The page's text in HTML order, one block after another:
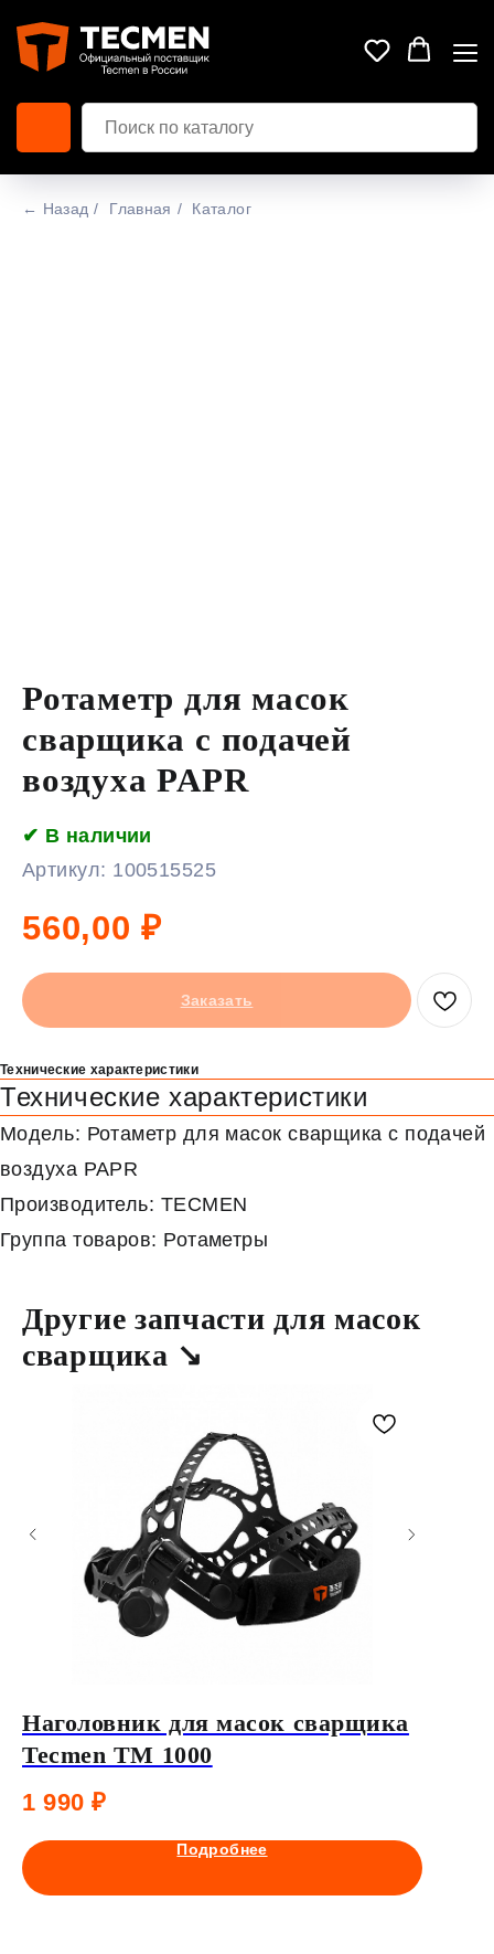
← Назад / Главная / Каталог
Ротаметр для масок
сварщика c подачей
воздуха PAPR
✔ В наличии
Артикул: 100515525
560,00 ₽
Заказать
Технические характеристики
Технические характеристики
Модель: Ротаметр для масок сварщика c подачей
воздуха PAPR
Производитель: TECMEN
Группа товаров: Ротаметры
Другие запчасти для масок
сварщика ↘
Наголовник для масок сварщика
Tecmen TM 1000
1 990 ₽
Подробнее